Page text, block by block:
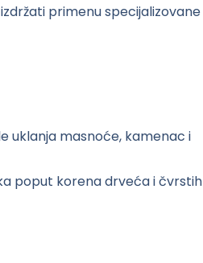
primenu specijalizovane
uklanja masnoće, kamenac i
poput korena drveća i čvrstih